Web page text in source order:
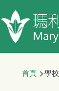
移至主內容
航
首頁 學